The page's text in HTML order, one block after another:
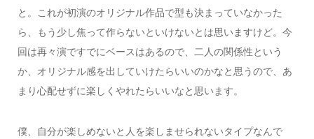
と。これが初演のオリジナル作品で型も決まっていなかった
ら、もう少し焦って作らないといけないとは思いますけど。今
回は再々演ですでにベースはあるので、二人の関係性という
か、オリジナル感を出していけたらいいのかなと思うので、あ
まり心配せずに楽しくやれたらいいなと思います。
僕、自分が楽しめないと人を楽しませられないタイプなんで